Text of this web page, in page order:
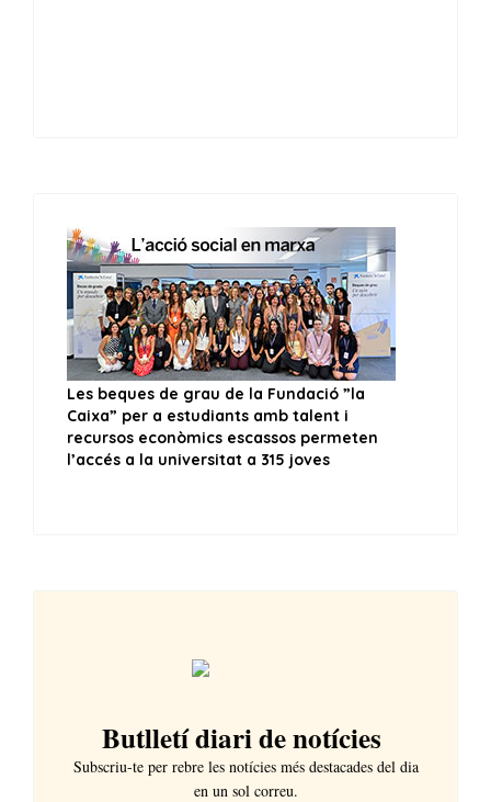
Butlletí diari de notícies
Subscriu-te per rebre les notícies més destacades del dia
en un sol correu.